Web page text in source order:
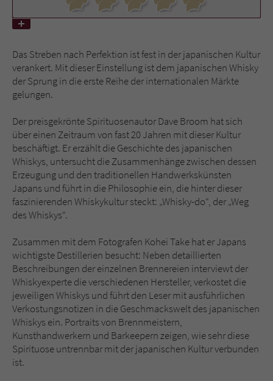
Das Streben nach Perfektion ist fest in der japanischen Kultur
verankert. Mit dieser Einstellung ist dem japanischen Whisky
der Sprung in die erste Reihe der internationalen Märkte
gelungen.
Der preisgekrönte Spirituosenautor Dave Broom hat sich
über einen Zeitraum von fast 20 Jahren mit dieser Kultur
beschäftigt. Er erzählt die Geschichte des japanischen
Whiskys, untersucht die Zusammenhänge zwischen dessen
Erzeugung und den traditionellen Handwerkskünsten
Japans und führt in die Philosophie ein, die hinter dieser
faszinierenden Whiskykultur steckt: „Whisky-do“, der „Weg
des Whiskys“.
Zusammen mit dem Fotografen Kohei Take hat er Japans
wichtigste Destillerien besucht: Neben detaillierten
Beschreibungen der einzelnen Brennereien interviewt der
Whiskyexperte die verschiedenen Hersteller, verkostet die
jeweiligen Whiskys und führt den Leser mit ausführlichen
Verkostungsnotizen in die Geschmackswelt des japanischen
Whiskys ein. Portraits von Brennmeistern,
Kunsthandwerkern und Barkeepern zeigen, wie sehr diese
Spirituose untrennbar mit der japanischen Kultur verbunden
ist.
Name
Anbieter Literatur-Couch Medien GmbH & Co. KG
Laufzeit 1 Jahr
Name fe_typo_user
Anbieter Literatur-Couch Medien GmbH & Co. KG
Laufzeit Session
Zweck
Dieses Cookie gewährleistet die
Kommunikation der Webseite mit dem
Benutzer. Es wird benötigt um z. B. den
Sicherheitscode des Kontaktformulars zu
überprüfen.